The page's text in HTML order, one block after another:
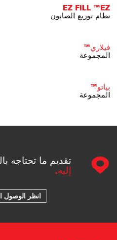
EZ FILL ™EZ
نظام توزيع الصابون
فيلاري™
المجموعة
بياتو™
المجموعة
تقديم ما تحتاجه
إليه.
انظر الوصول